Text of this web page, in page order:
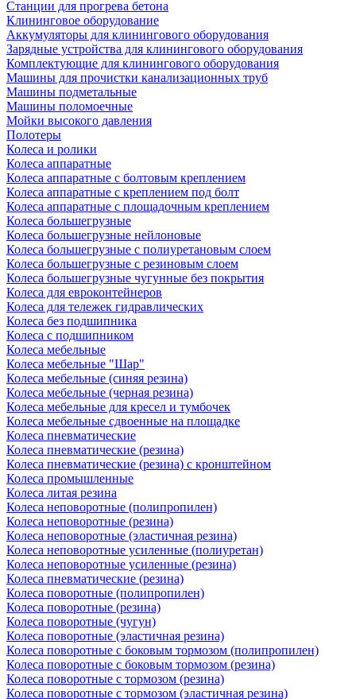
Станции для прогрева бетона
Клининговое оборудование
Аккумуляторы для клинингового оборудования
Зарядные устройства для клинингового оборудования
Комплектующие для клинингового оборудования
Машины для прочистки канализационных труб
Машины подметальные
Машины поломоечные
Мойки высокого давления
Полотеры
Колеса и ролики
Колеса аппаратные
Колеса аппаратные с болтовым креплением
Колеса аппаратные с креплением под болт
Колеса аппаратные с площадочным креплением
Колеса большегрузные
Колеса большегрузные нейлоновые
Колеса большегрузные с полиуретановым слоем
Колеса большегрузные с резиновым слоем
Колеса большегрузные чугунные без покрытия
Колеса для евроконтейнеров
Колеса для тележек гидравлических
Колеса без подшипника
Колеса с подшипником
Колеса мебельные
Колеса мебельные "Шар"
Колеса мебельные (синяя резина)
Колеса мебельные (черная резина)
Колеса мебельные для кресел и тумбочек
Колеса мебельные сдвоенные на площадке
Колеса пневматические
Колеса пневматические (резина)
Колеса пневматические (резина) с кронштейном
Колеса промышленные
Колеса литая резина
Колеса неповоротные (полипропилен)
Колеса неповоротные (резина)
Колеса неповоротные (эластичная резина)
Колеса неповоротные усиленные (полиуретан)
Колеса неповоротные усиленные (резина)
Колеса пневматические (резина)
Колеса поворотные (полипропилен)
Колеса поворотные (резина)
Колеса поворотные (чугун)
Колеса поворотные (эластичная резина)
Колеса поворотные c боковым тормозом (полипропилен)
Колеса поворотные c боковым тормозом (резина)
Колеса поворотные c тормозом (резина)
Колеса поворотные c тормозом (эластичная резина)